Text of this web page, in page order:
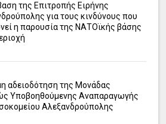
της Επιτροπής Ειρήνης
για τους κινδύνους που
η παρουσία της ΝΑΤΟϊκής βάσης
αδειοδότηση της Μονάδας
Υποβοηθούμενης Αναπαραγωγής
Αλεξανδρούπολης